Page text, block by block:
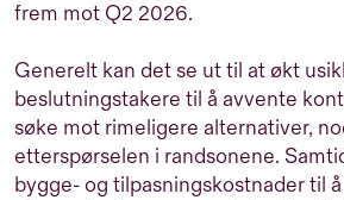
frem mot Q2 2026.
Generelt kan det se ut til at økt
beslutningstakere til å avvente
søke mot rimeligere alternativer,
etterspørselen i randsonene.
bygge- og tilpasningskostnader til